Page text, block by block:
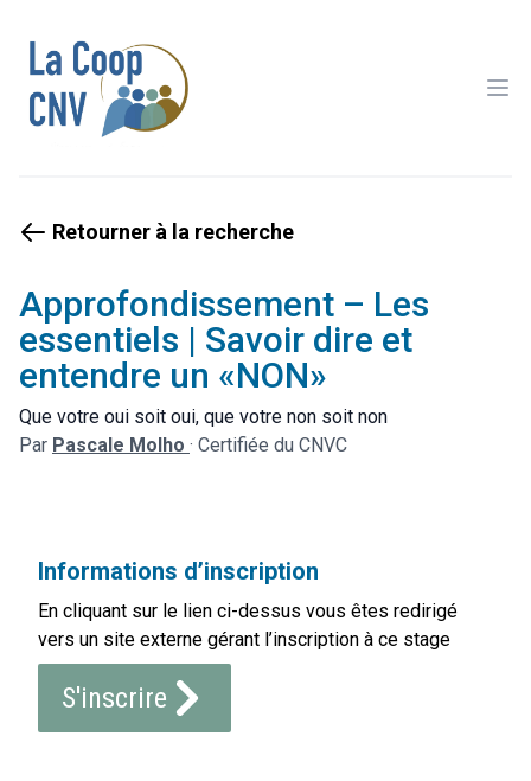
Retourner à la recherche
Approfondissement – Les
essentiels | Savoir dire et
entendre un «NON»
Que votre oui soit oui, que votre non soit non
Par Pascale Molho · Certifiée du CNVC
Informations d’inscription
En cliquant sur le lien ci-dessus vous êtes redirigé
vers un site externe gérant l’inscription à ce stage
S'inscrire